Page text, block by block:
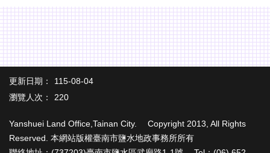
政
策
政
網
站
資
料
放
宣
更新日期：
115-08-04
瀏覽人次：
220
Yanshuei Land Office,Tainan City. Copyright 2013, All Rights
Reserved. 本網站版權臺南市鹽水地政事務所所有